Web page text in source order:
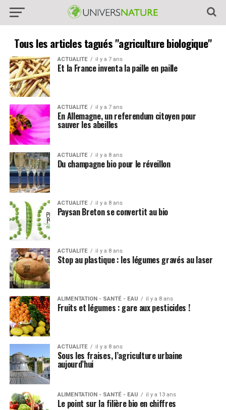
Tous les articles tagués "agriculture biologique"
ACTUALITE il y a 7 ans
Et la France inventa la paille en paille
ACTUALITE il y a 7 ans
En Allemagne, un referendum citoyen pour
sauver les abeilles
ACTUALITE il y a 8 ans
Du champagne bio pour le réveillon
ACTUALITE il y a 8 ans
Paysan Breton se convertit au bio
ACTUALITE il y a 8 ans
Stop au plastique : les légumes gravés au laser
ALIMENTATION - SANTÉ - EAU il y a 8 ans
Fruits et légumes : gare aux pesticides !
ACTUALITE il y a 8 ans
Sous les fraises, l’agriculture urbaine
aujourd’hui
ALIMENTATION - SANTÉ - EAU il y a 13 ans
Le point sur la filière bio en chiffres